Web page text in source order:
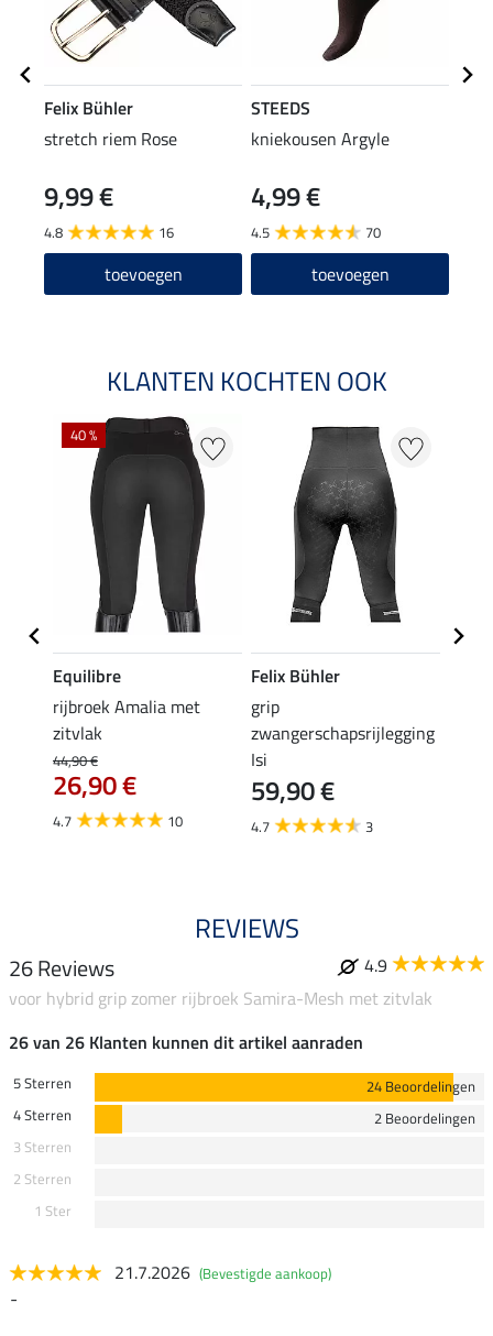
Felix Bühler
stretch riem Rose
9,99 €
4.8 16
toevoegen
STEEDS
kniekousen Argyle
4,99 €
4.5 70
toevoegen
KLANTEN KOCHTEN OOK
40 %
Equilibre
rijbroek Amalia met
zitvlak
44,90 €
26,90 €
4.7 10
Felix Bühler
grip
zwangerschapsrijlegging
Isi
59,90 €
4.7 3
REVIEWS
26 Reviews
4.9
voor hybrid grip zomer rijbroek Samira-Mesh met zitvlak
26 van 26 Klanten kunnen dit artikel aanraden
5 Sterren
24 Beoordelingen
4 Sterren
2 Beoordelingen
3 Sterren
2 Sterren
1 Ster
21.7.2026 (Bevestigde aankoop)
-